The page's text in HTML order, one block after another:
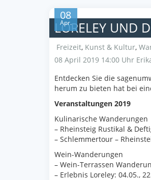
08
Apr.
LORELEY UND
Freizeit, Kunst & Kultur,
08 April 2019 14:00 Uhr
Entdecken Sie die
herum zu bieten hat bei
Veranstaltungen 2019
Kulinarische Wanderungen
– Rheinsteig Rustikal &
– Schlemmertour –
Wein-Wanderungen
– Wein-Terrassen
– Erlebnis Loreley: 04.05.,